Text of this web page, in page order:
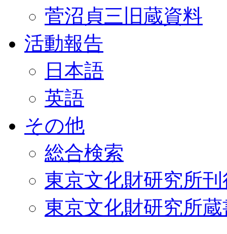
菅沼貞三旧蔵資料
活動報告
日本語
英語
その他
総合検索
東京文化財研究所
東京文化財研究所